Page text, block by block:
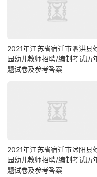
2021年江苏省宿迁市泗洪县
园幼儿教师招聘/编制考试历
题试卷及参考答案
2021年江苏省宿迁市沭阳县
园幼儿教师招聘/编制考试历
题试卷及参考答案